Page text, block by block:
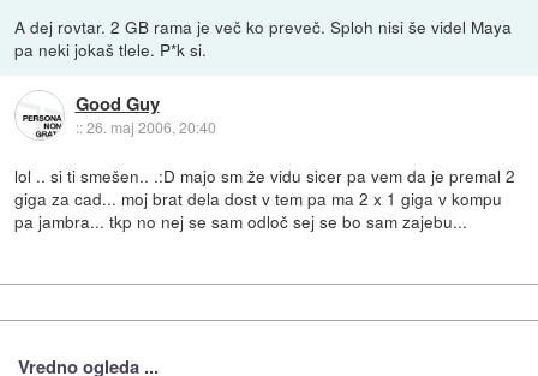
A dej rovtar. 2 GB rama je več ko preveč. Sploh nisi še videl Maya
pa neki jokaš tlele. P*k si.
Good Guy
::26. maj 2006, 20:40
lol .. si ti smešen.. .:D majo sm že vidu sicer pa vem da je premal 2
giga za cad... moj brat dela dost v tem pa ma 2 x 1 giga v kompu
pa jambra... tkp no nej se sam odloč sej se bo sam zajebu...
Vredno ogleda ...